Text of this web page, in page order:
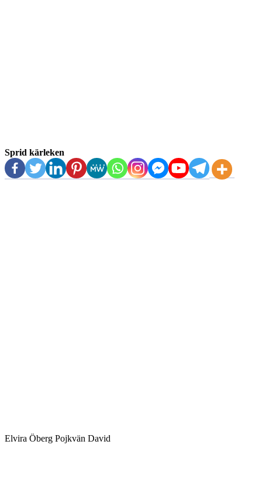
Sprid kärleken
Elvira Öberg Pojkvän David